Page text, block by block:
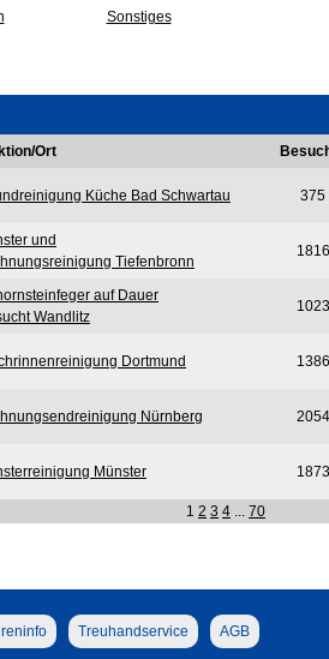
Sonstiges
Ort
Küche Bad Schwartau 375
und
Tiefenbronn
1816
auf Dauer
Wandlitz
1023
Dortmund 1386
Nürnberg 2054
Münster 1873
1 2 3 4 70
Treuhandservice AGB